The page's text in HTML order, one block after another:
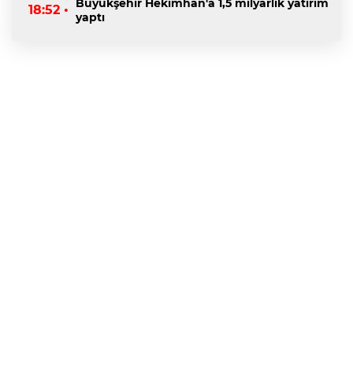
18:52 •
Büyükşehir Hekimhan'a 1,5 milyarlık yatırım
yaptı